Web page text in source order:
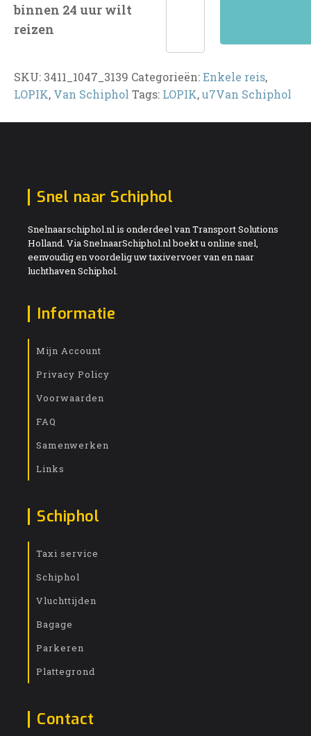
binnen 24 uur wilt
reizen
SKU: 3411_1047_3139 Categorieën:Enkele reis,
LOPIK, Van Schiphol Tags: LOPIK,u7Van Schiphol
Snel naar Schiphol
Snelnaarschiphol.nl is onderdeel van Transport Solutions
Holland. Via SnelnaarSchiphol.nl boekt u online snel,
eenvoudig en voordelig uw taxivervoer van en naar
luchthaven Schiphol.
Informatie
Mijn Account
Privacy Policy
Voorwaarden
FAQ
Samenwerken
Links
Schiphol
Taxi service
Schiphol
Vluchttijden
Bagage
Parkeren
Plattegrond
Contact